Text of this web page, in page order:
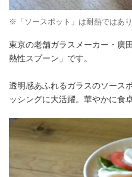
※「ソースポット」は耐熱ではあ
東京の老舗ガラスメーカー・廣
熱性スプーン」です。
透明感あふれるガラスのソース
ッシングに大活躍。華やかに食